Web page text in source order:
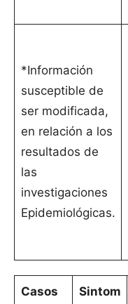
*Información
susceptible de
ser modificada,
en relación a los
resultados de
las
investigaciones
Epidemiológicas.
Casos
Sintom